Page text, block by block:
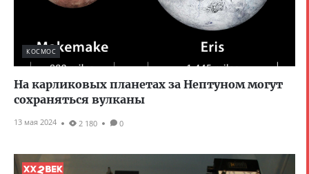
КОСМОС
На карликовых планетах за Нептуном могут
сохраняться вулканы
13 мая 2024 2 180 0